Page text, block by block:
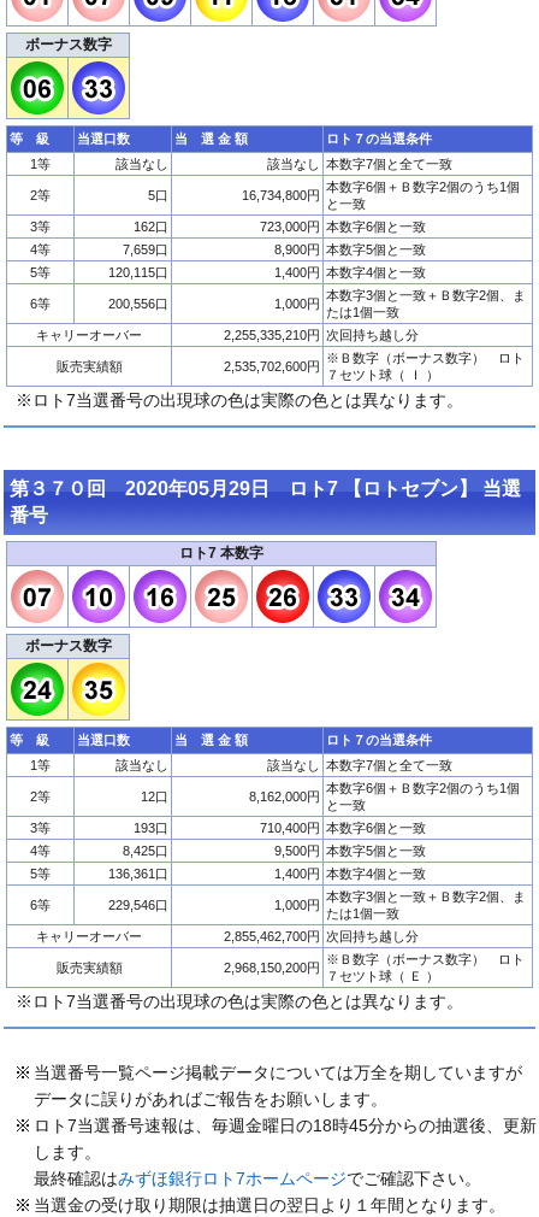
ボーナス数字
等 級 当選口数 当 選 金 額
ロト７の当選条件
1等
該当なし 該当なし 本数字7個と全て一致
2等 5口 16,734,800円
本数字6個＋Ｂ数字2個のうち1個
と一致
3等
162口 723,000円 本数字6個と一致
4等
7,659口 8,900円 本数字5個と一致
5等
120,115口 1,400円 本数字4個と一致
6等 200,556口 1,000円
本数字3個と一致＋Ｂ数字2個、ま
たは1個一致
キャリーオーバー
2,255,335,210円 次回持ち越し分
販売実績額 2,535,702,600円
※Ｂ数字（ボーナス数字） ロト
７セツト球（ Ｉ ）
※ロト7当選番号の出現球の色は実際の色とは異なります。
第３７０回 2020年05月29日 ロト7 【ロトセブン】 当選
番号
ロト7 本数字
ボーナス数字
等 級 当選口数 当 選 金 額
ロト７の当選条件
1等
該当なし 該当なし 本数字7個と全て一致
2等 12口 8,162,000円
本数字6個＋Ｂ数字2個のうち1個
と一致
3等
193口 710,400円 本数字6個と一致
4等
8,425口 9,500円 本数字5個と一致
5等
136,361口 1,400円 本数字4個と一致
6等 229,546口 1,000円
本数字3個と一致＋Ｂ数字2個、ま
たは1個一致
キャリーオーバー
2,855,462,700円 次回持ち越し分
販売実績額 2,968,150,200円
※Ｂ数字（ボーナス数字） ロト
７セツト球（ Ｅ ）
※ロト7当選番号の出現球の色は実際の色とは異なります。
当選番号一覧ページ掲載データについては万全を期していますが
データに誤りがあればご報告をお願いします。
ロト7当選番号速報は、毎週金曜日の18時45分からの抽選後、更新
します。
最終確認はみずほ銀行ロト7ホームページでご確認下さい。
当選金の受け取り期限は抽選日の翌日より１年間となります。